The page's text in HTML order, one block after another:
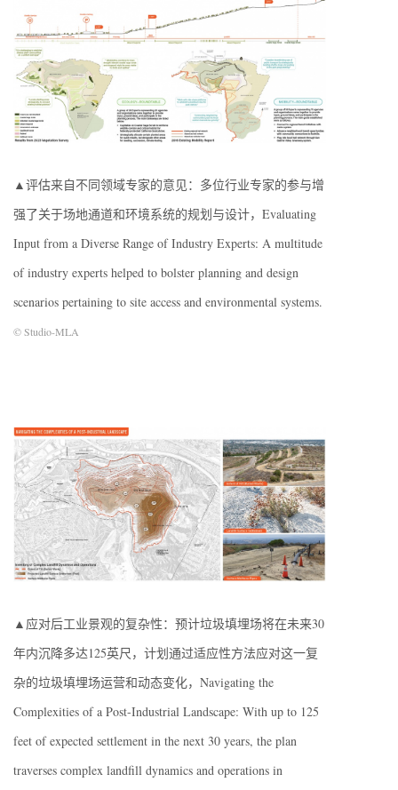
▲评估来自不同领域专家的意见：多位行业专家的参与增
强了关于场地通道和环境系统的规划与设计，Evaluating
Input from a Diverse Range of Industry Experts: A multitude
of industry experts helped to bolster planning and design
scenarios pertaining to site access and environmental systems.
© Studio-MLA
▲应对后工业景观的复杂性：预计垃圾填埋场将在未来30
年内沉降多达125英尺，计划通过适应性方法应对这一复
杂的垃圾填埋场运营和动态变化，Navigating the
Complexities of a Post-Industrial Landscape: With up to 125
feet of expected settlement in the next 30 years, the plan
traverses complex landfill dynamics and operations in